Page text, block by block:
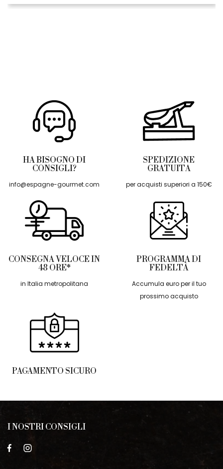
HA BISOGNO DI
CONSIGLI?
info@espagne-gourmet.com
SPEDIZIONE
GRATUITA
per acquisti superiori a 150€
CONSEGNA VELOCE IN
48 ORE*
in Italia metropolitana
PROGRAMMA DI
FEDELTÀ
Accumula euro per il tuo
prossimo acquisto
PAGAMENTO SICURO
I NOSTRI CONSIGLI